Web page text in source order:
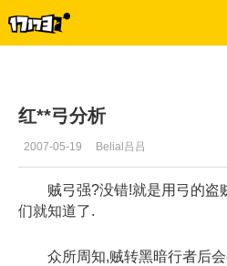
红**弓分析
2007-05-19 Belial吕吕
贼弓强?没错!就是用弓的盗
们就知道了.
众所周知,贼转黑暗行者后会